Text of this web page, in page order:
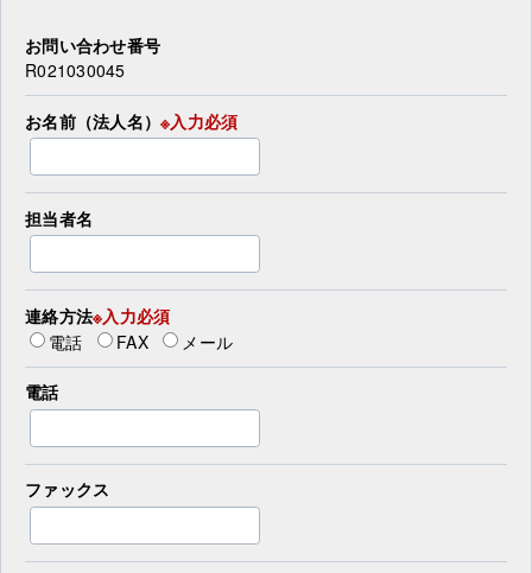
お問い合わせ番号
R021030045
お名前（法人名） ※入力必須
担当者名
連絡方法※入力必須
電話
FAX メール
電話
ファックス